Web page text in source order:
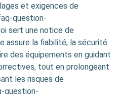
et exigences de
question-
sert une notice de
assure la fiabilité, la sécurité
des équipements en guidant
tout en prolongeant
les risques de
question-